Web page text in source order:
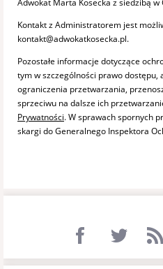
Kontakt z Administratorem jest
kontakt@adwokatkosecka.pl.
Pozostałe informacje dotyczące
tym w szczególności prawo dostępu,
ograniczenia przetwarzania,
sprzeciwu na dalsze ich
Prywatności. W sprawach spornych
skargi do Generalnego Inspektora